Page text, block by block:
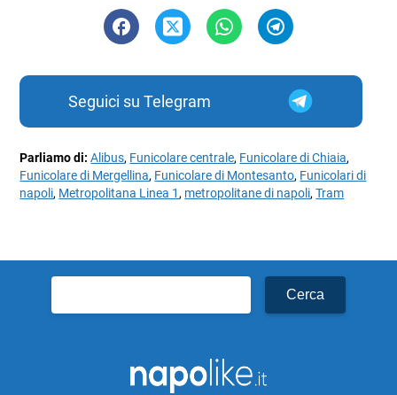
Seguici su Telegram
Parliamo di:Alibus, Funicolare centrale, Funicolare di Chiaia,
Funicolare di Mergellina, Funicolare di Montesanto, Funicolari di
napoli, Metropolitana Linea 1, metropolitane di napoli,Tram
per: